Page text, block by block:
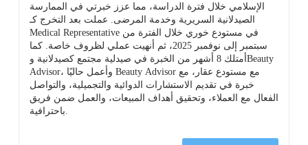
الإسلامي خلال فترة الدراسة، مما عزز خبرتي في الممارسة
الصيدلانية السريرية وخدمة المرضى. عملت بعد التخرج كـ
Medical Representative في مستودع خوري خلال الفترة من
سبتمبر إلى نوفمبر 2025، ثم أنهيت عملي لظروف خاصة. كما
أمتلك 8 أشهر من الخبرة في صيدلية مجتمع كصيدلانية وBeauty
Advisor، وأعمل حاليًا Beauty Advisor مع مستودع عقار، مع
خبرة في تقديم الاستشارات الدوائية والتجميلية، والتواصل
الفعال مع العملاء، وتحقيق أهداف المبيعات، والعمل ضمن فريق
باحترافية.